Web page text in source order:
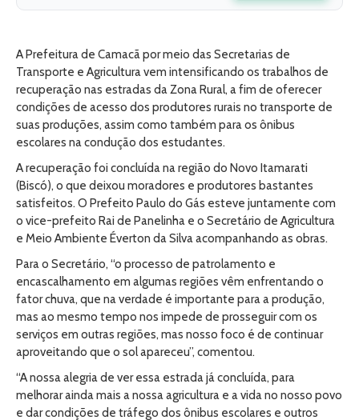
A Prefeitura de Camacã por meio das Secretarias de
Transporte e Agricultura vem intensificando os trabalhos de
recuperação nas estradas da Zona Rural, a fim de oferecer
condições de acesso dos produtores rurais no transporte de
suas produções, assim como também para os ônibus
escolares na condução dos estudantes.
A recuperação foi concluída na região do Novo Itamarati
(Biscó), o que deixou moradores e produtores bastantes
satisfeitos. O Prefeito Paulo do Gás esteve juntamente com
o vice-prefeito Rai de Panelinha e o Secretário de Agricultura
e Meio Ambiente Éverton da Silva acompanhando as obras.
Para o Secretário, “o processo de patrolamento e
encascalhamento em algumas regiões vêm enfrentando o
fator chuva, que na verdade é importante para a produção,
mas ao mesmo tempo nos impede de prosseguir com os
serviços em outras regiões, mas nosso foco é de continuar
aproveitando que o sol apareceu”, comentou.
“A nossa alegria de ver essa estrada já concluída, para
melhorar ainda mais a nossa agricultura e a vida no nosso povo
e dar condições de tráfego dos ônibus escolares e outros